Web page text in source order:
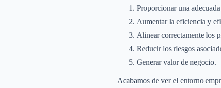
Proporcionar una
Aumentar la eficiencia y
Alinear correctamente los
Reducir los riesgos
Generar valor de negocio.
Acabamos de ver el entorno